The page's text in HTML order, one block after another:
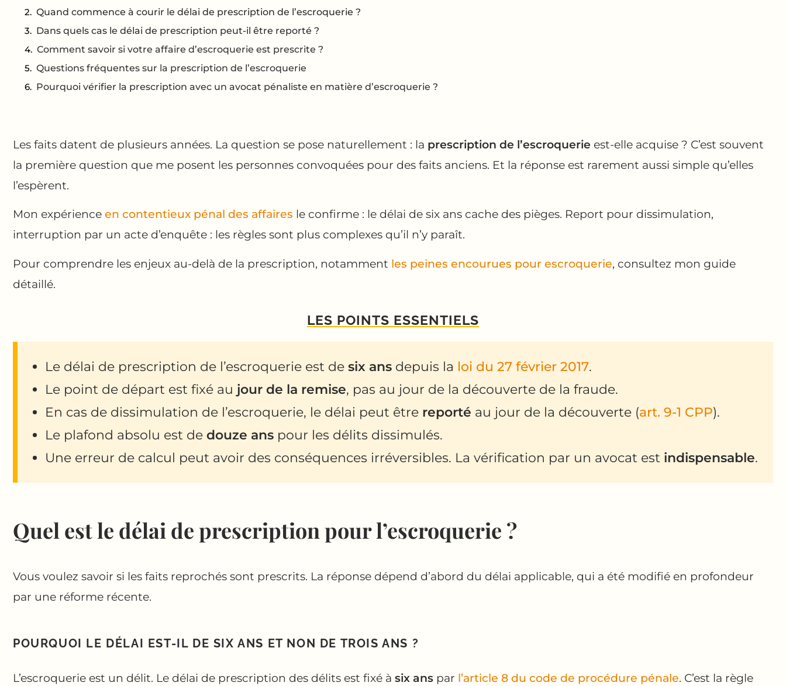
Quand commence à courir le délai de prescription de l’escroquerie ?
Dans quels cas le délai de prescription peut-il être reporté ?
Comment savoir si votre affaire d’escroquerie est prescrite ?
Questions fréquentes sur la prescription de l’escroquerie
Pourquoi vérifier la prescription avec un avocat pénaliste en matière d’escroquerie ?
Les faits datent de plusieurs années. La question se pose naturellement : la prescription de l’escroquerie est-elle acquise ? C’est souvent
la première question que me posent les personnes convoquées pour des faits anciens. Et la réponse est rarement aussi simple qu’elles
l’espèrent.
Mon expérience en contentieux pénal des affaires le confirme : le délai de six ans cache des pièges. Report pour dissimulation,
interruption par un acte d’enquête : les règles sont plus complexes qu’il n’y paraît.
Pour comprendre les enjeux au-delà de la prescription, notamment les peines encourues pour escroquerie, consultez mon guide
détaillé.
LES POINTS ESSENTIELS
Le délai de prescription de l’escroquerie est de six ans depuis la loi du 27 février 2017.
Le point de départ est fixé au jour de la remise, pas au jour de la découverte de la fraude.
En cas de dissimulation de l’escroquerie, le délai peut être reporté au jour de la découverte (art. 9-1 CPP).
Le plafond absolu est de douze ans pour les délits dissimulés.
Une erreur de calcul peut avoir des conséquences irréversibles. La vérification par un avocat est indispensable.
Quel est le délai de prescription pour l’escroquerie ?
Vous voulez savoir si les faits reprochés sont prescrits. La réponse dépend d’abord du délai applicable, qui a été modifié en profondeur
par une réforme récente.
POURQUOI LE DÉLAI EST-IL DE SIX ANS ET NON DE TROIS ANS ?
L’escroquerie est un délit. Le délai de prescription des délits est fixé à six ans par l’article 8 du code de procédure pénale. C’est la règle